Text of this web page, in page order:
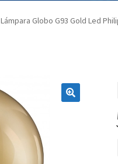
Lámpara Globo G93 Gold Led